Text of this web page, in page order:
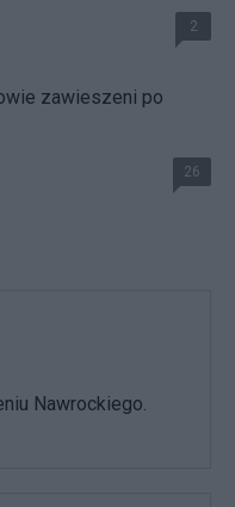
2
zawieszeni po
26
Nawrockiego.